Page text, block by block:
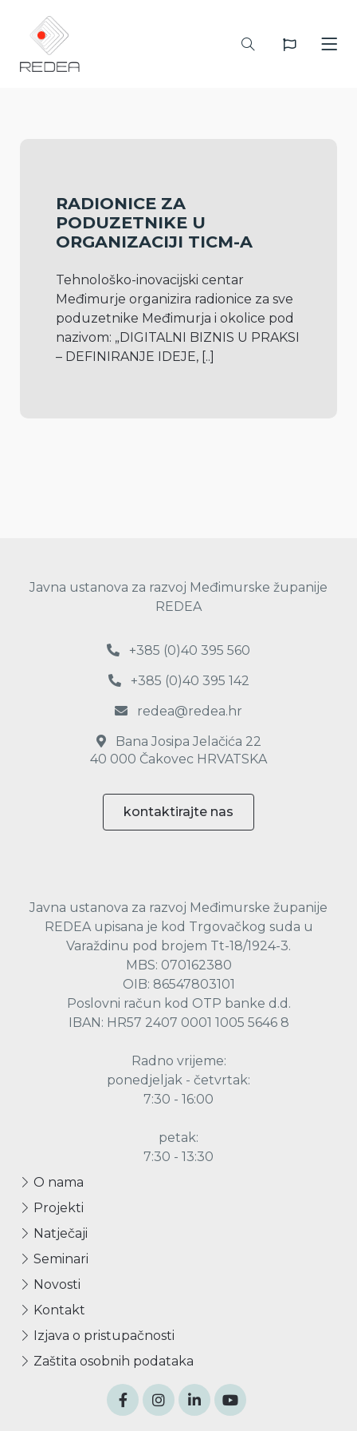
RADIONICE ZA
PODUZETNIKE U
ORGANIZACIJI TICM-A
Tehnološko-inovacijski centar
Međimurje organizira radionice za sve
poduzetnike Međimurja i okolice pod
nazivom: „DIGITALNI BIZNIS U PRAKSI
– DEFINIRANJE IDEJE, [..]
Javna ustanova za razvoj Međimurske županije
REDEA
+385 (0)40 395 560
+385 (0)40 395 142
redea@redea.hr
Bana Josipa Jelačića 22
40 000 Čakovec HRVATSKA
kontaktirajte nas
Javna ustanova za razvoj Međimurske županije
REDEA upisana je kod Trgovačkog suda u
Varaždinu pod brojem Tt-18/1924-3.
MBS: 070162380
OIB: 86547803101
Poslovni račun kod OTP banke d.d.
IBAN: HR57 2407 0001 1005 5646 8
Radno vrijeme:
ponedjeljak - četvrtak:
7:30 - 16:00
petak:
7:30 - 13:30
O nama
Projekti
Natječaji
Seminari
Novosti
Kontakt
Izjava o pristupačnosti
Zaštita osobnih podataka